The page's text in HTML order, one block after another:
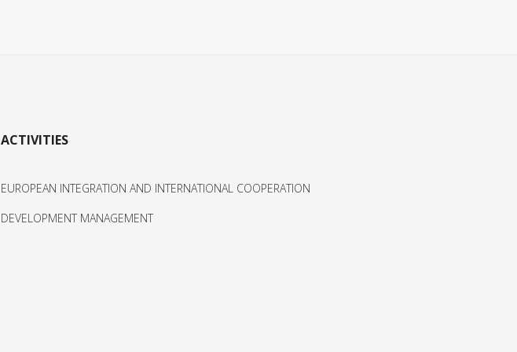
ACTIVITIES
EUROPEAN INTEGRATION AND INTERNATIONAL COOPERATION
DEVELOPMENT MANAGEMENT